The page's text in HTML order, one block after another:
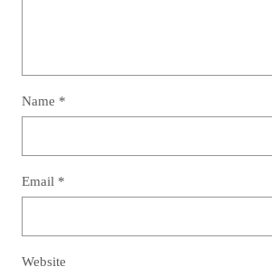
Name *
Email *
Website